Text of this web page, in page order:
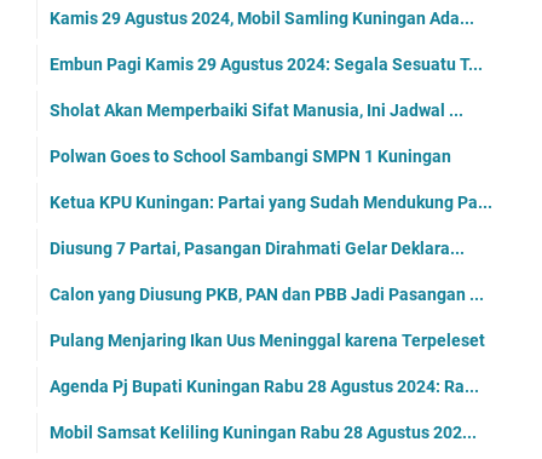
Kamis 29 Agustus 2024, Mobil Samling Kuningan Ada...
Embun Pagi Kamis 29 Agustus 2024: Segala Sesuatu T...
Sholat Akan Memperbaiki Sifat Manusia, Ini Jadwal ...
Polwan Goes to School Sambangi SMPN 1 Kuningan
Ketua KPU Kuningan: Partai yang Sudah Mendukung Pa...
Diusung 7 Partai, Pasangan Dirahmati Gelar Deklara...
Calon yang Diusung PKB, PAN dan PBB Jadi Pasangan ...
Pulang Menjaring Ikan Uus Meninggal karena Terpeleset
Agenda Pj Bupati Kuningan Rabu 28 Agustus 2024: Ra...
Mobil Samsat Keliling Kuningan Rabu 28 Agustus 202...